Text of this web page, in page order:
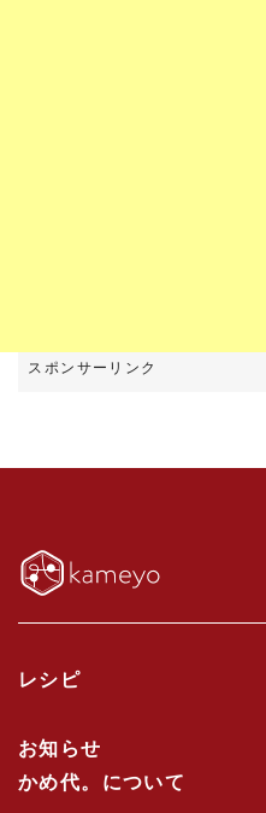
レシピ
お知らせ
かめ代。について